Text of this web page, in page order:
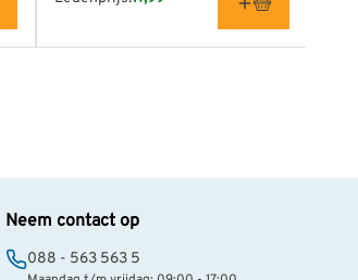
Neem contact op
088 - 563 563 5